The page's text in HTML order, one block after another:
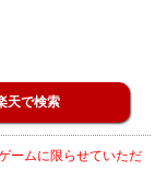
天で検索
ームに限らせていただ